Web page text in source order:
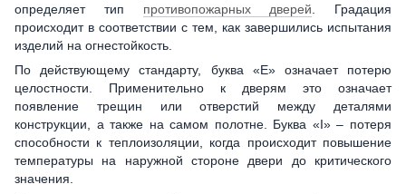
определяет тип противопожарных дверей . Градация
происходит в соответствии с тем, как завершились испытания
изделий на огнестойкость.
По действующему стандарту, буква «E» означает потерю
целостности. Применительно к дверям это означает
появление трещин или отверстий между деталями
конструкции, а также на самом полотне. Буква «I» – потеря
способности к теплоизоляции, когда происходит повышение
температуры на наружной стороне двери до критического
значения.